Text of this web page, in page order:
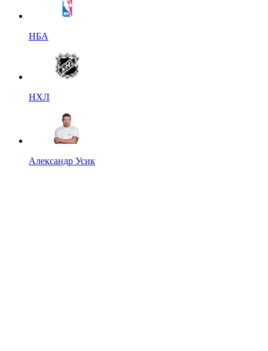
НБА
НХЛ
Александр Усик